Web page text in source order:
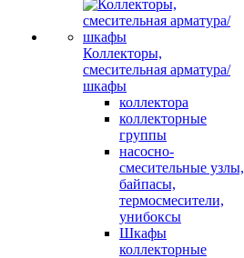
Коллекторы,
смесительная арматура/
шкафы
коллектора
коллекторные
группы
насосно-
смесительные узлы,
байпасы,
термосмесители,
унибоксы
Шкафы
коллекторные